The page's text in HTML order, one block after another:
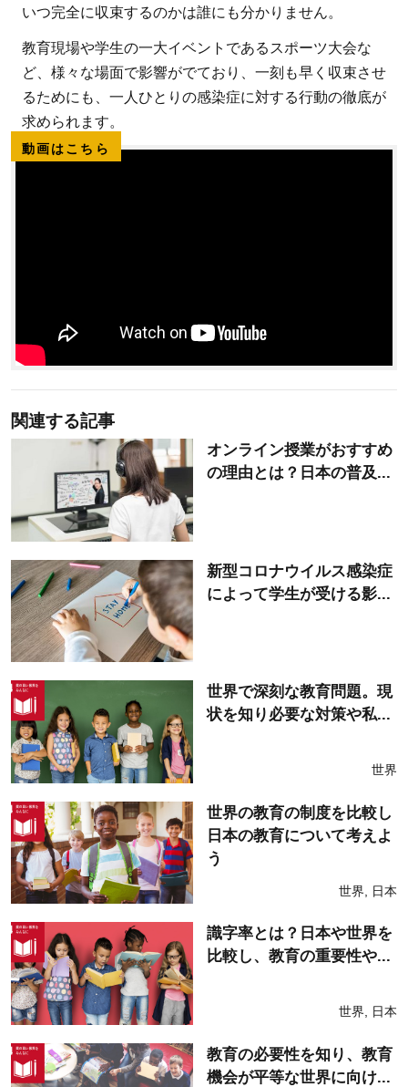
いつ完全に収束するのかは誰にも分かりません。
教育現場や学生の一大イベントであるスポーツ大会な
ど、様々な場面で影響がでており、一刻も早く収束させ
るためにも、一人ひとりの感染症に対する行動の徹底が
求められます。
動画はこちら
関連する記事
オンライン授業がおすすめ
の理由とは？日本の普及...
新型コロナウイルス感染症
によって学生が受ける影...
世界で深刻な教育問題。現
状を知り必要な対策や私...
世界
世界の教育の制度を比較し
日本の教育について考えよ
う
世界 日本
識字率とは？日本や世界を
比較し、教育の重要性や...
世界 日本
教育の必要性を知り、教育
機会が平等な世界に向け...